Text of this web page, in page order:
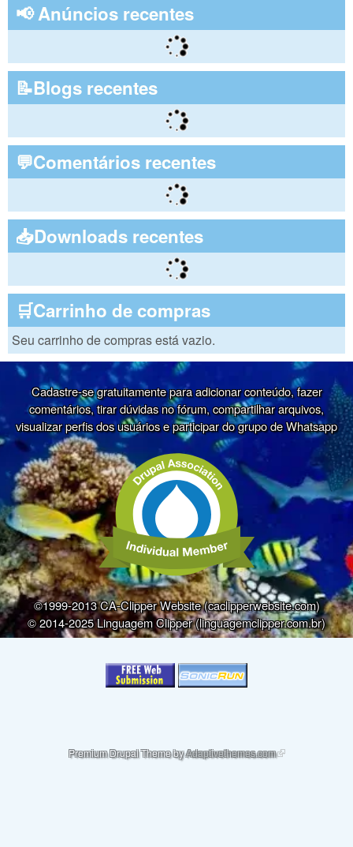
📢 Anúncios recentes
📝Blogs recentes
💬Comentários recentes
📥Downloads recentes
🛒Carrinho de compras
Seu carrinho de compras está vazio.
Cadastre-se gratuitamente para adicionar conteúdo, fazer
comentários, tirar dúvidas no fórum, compartilhar arquivos,
visualizar perfis dos usuários e participar do grupo de Whatsapp
©1999-2013 CA-Clipper Website (caclipperwebsite.com)
© 2014-2025 Linguagem Clipper (linguagemclipper.com.br)
Premium Drupal Theme byAdaptivethemes.com(link is external)